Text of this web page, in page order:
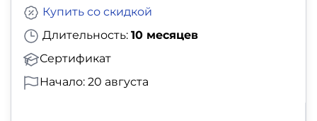
Длительность: 10 месяцев
Сертификат
Купить со скидкой
Начало: 20 августа